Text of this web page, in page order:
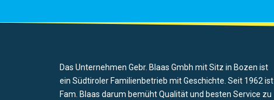
Das Unternehmen Gebr. Blaas Gmbh mit Sitz in Bozen ist
ein Südtiroler Familienbetrieb mit Geschichte. Seit 1962 ist
Fam. Blaas darum bemüht Qualität und besten Service zu